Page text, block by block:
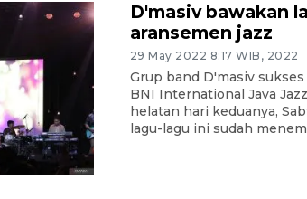
D'masiv bawakan
aransemen jazz
29 May 2022 8:17 WIB, 2022
Grup band D'masiv
BNI International Java
helatan hari keduanya,
lagu-lagu ini sudah